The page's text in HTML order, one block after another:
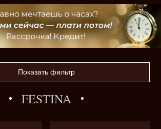
Показать фильтр
FESTINA